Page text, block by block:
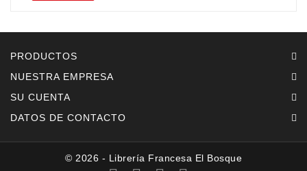
PRODUCTOS
NUESTRA EMPRESA
SU CUENTA
DATOS DE CONTACTO
© 2026 - Librería Francesa El Bosque